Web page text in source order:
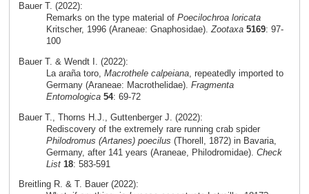
Bauer T. (2022):
Remarks on the type material of Poecilochroa loricata
Kritscher, 1996 (Araneae: Gnaphosidae).Zootaxa 5169: 97-
100
Bauer T. & Wendt I. (2022):
La araña toro, Macrothele calpeiana, repeatedly imported to
Germany (Araneae: Macrothelidae). Fragmenta
Entomologica 54: 69-72
Bauer T., Thorns H.J., Guttenberger J. (2022):
Rediscovery of the extremely rare running crab spider
Philodromus (Artanes) poecilus (Thorell, 1872) in Bavaria,
Germany, after 141 years (Araneae, Philodromidae). Check
List 18: 583-591
Breitling R. & T. Bauer (2022):